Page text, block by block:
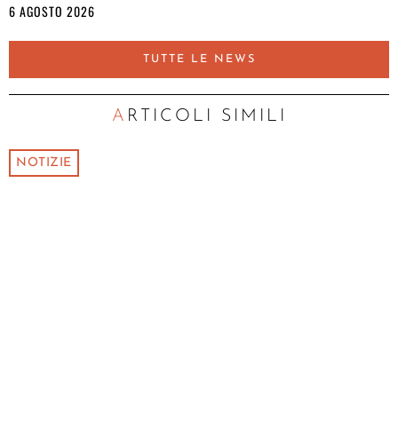
6 AGOSTO 2026
TUTTE LE NEWS
ARTICOLI SIMILI
NOTIZIE